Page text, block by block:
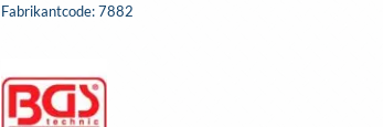
Fabrikantcode: 7882